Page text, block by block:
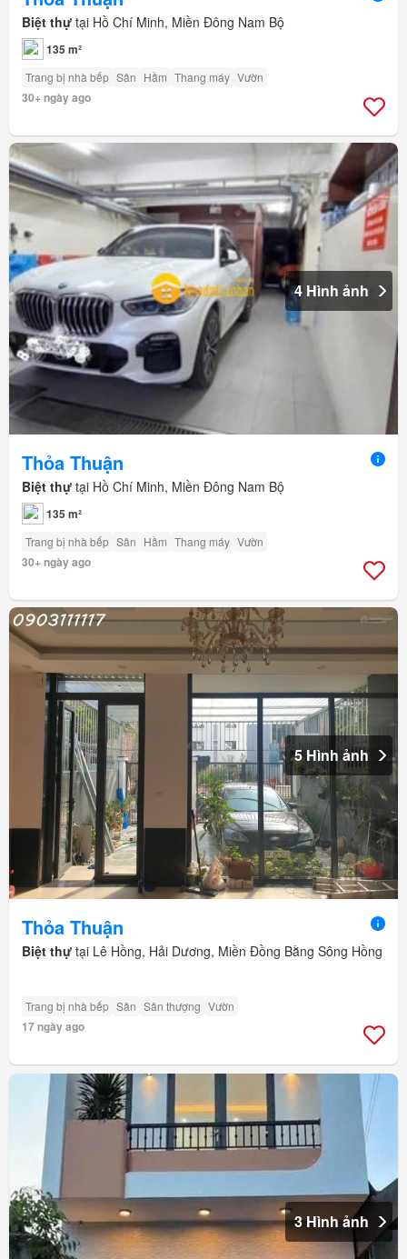
Biệt thự tại Hồ Chí Minh, Miền Đông Nam Bộ
135 m²
Trang bị nhà bếp Sân Hầm Thang máy Vườn
30+ ngày ago
4 Hình ảnh
Thỏa Thuận
Biệt thự tại Hồ Chí Minh, Miền Đông Nam Bộ
135 m²
Trang bị nhà bếp Sân Hầm Thang máy Vườn
30+ ngày ago
5 Hình ảnh
Thỏa Thuận
Biệt thự tại Lê Hồng, Hải Dương, Miền Đồng Bằng Sông Hồng
Trang bị nhà bếp Sân Sân thượng Vườn
17 ngày ago
3 Hình ảnh